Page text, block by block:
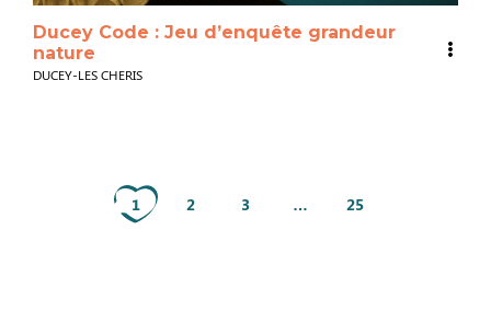
Ducey Code : Jeu d’enquête grandeur
nature
DUCEY-LES CHERIS
1 2 3 … 25